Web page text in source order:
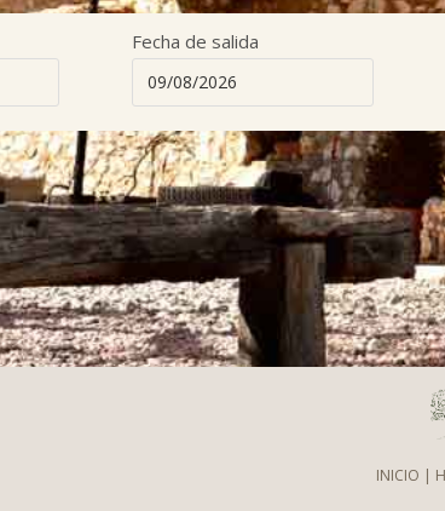
Fecha de salida
INICIO |